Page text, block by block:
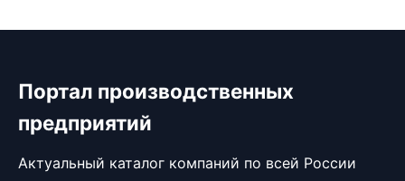
Портал производственных
предприятий
Актуальный каталог компаний по всей России